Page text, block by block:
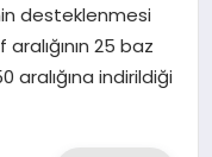
desteklenmesi
25 baz
aralığına indirildiği